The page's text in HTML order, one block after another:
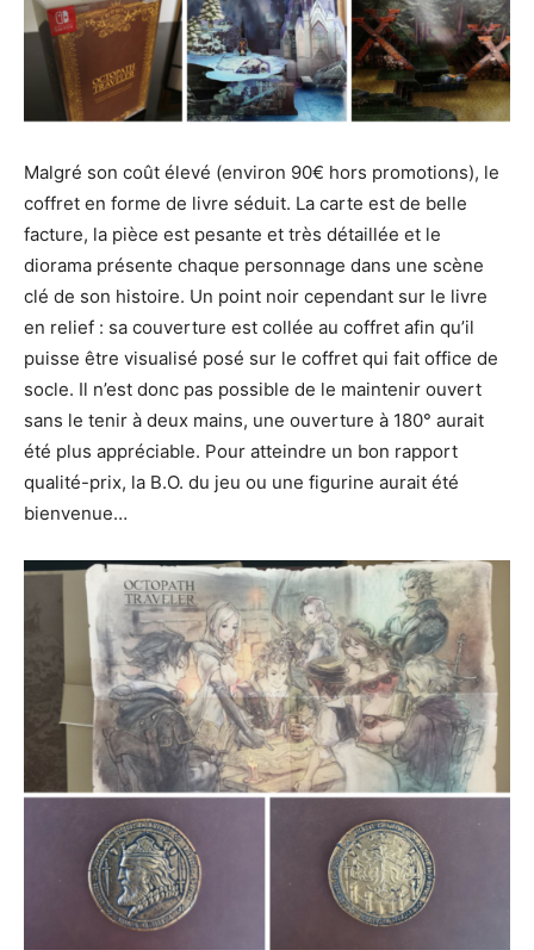
Malgré son coût élevé (environ 90€ hors promotions), le
coffret en forme de livre séduit. La carte est de belle
facture, la pièce est pesante et très détaillée et le
diorama présente chaque personnage dans une scène
clé de son histoire. Un point noir cependant sur le livre
en relief : sa couverture est collée au coffret afin qu’il
puisse être visualisé posé sur le coffret qui fait office de
socle. Il n’est donc pas possible de le maintenir ouvert
sans le tenir à deux mains, une ouverture à 180° aurait
été plus appréciable. Pour atteindre un bon rapport
qualité-prix, la B.O. du jeu ou une figurine aurait été
bienvenue…